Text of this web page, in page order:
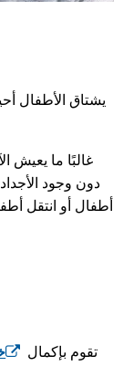
يشتاق الأطفال
غالبًا ما يعيش
دون وجود
أطفال أو انتقل
تقوم بإكمال